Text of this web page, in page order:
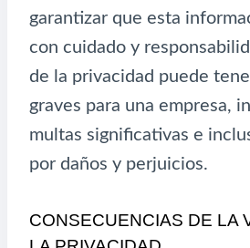
garantizar que esta
con cuidado y
de la privacidad puede
graves para una empresa,
multas significativas e
por daños y perjuicios.
CONSECUENCIAS DE LA